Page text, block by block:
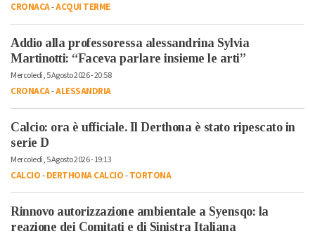
CRONACA-ACQUI TERME
Addio alla professoressa alessandrina Sylvia
Martinotti: “Faceva parlare insieme le arti”
Mercoledì, 5 Agosto 2026 - 20:58
CRONACA-ALESSANDRIA
Calcio: ora è ufficiale. Il Derthona è stato ripescato in
serie D
Mercoledì, 5 Agosto 2026 - 19:13
CALCIO-DERTHONA CALCIO-TORTONA
Rinnovo autorizzazione ambientale a Syensqo: la
reazione dei Comitati e di Sinistra Italiana